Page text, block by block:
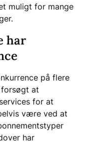
muligt for mange
har
på flere
forsøgt at
for at
være ved at
har